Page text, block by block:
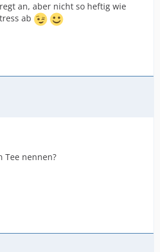
an, aber nicht so heftig wie
ab
Tee nennen?